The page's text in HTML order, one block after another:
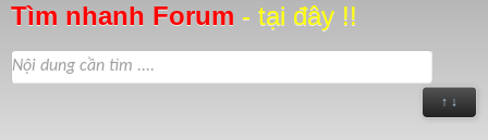
Tìm nhanh Forum - tại đây !!
↑ ↓